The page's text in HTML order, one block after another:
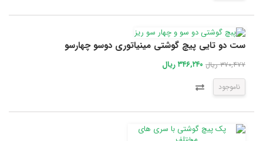
ست دو تایی پیچ گوشتی مینیاتوری دوسو چهارسو
۳۷۰,۴۷۷ ریال ۳۴۶,۲۴۰ ریال
ناموجود